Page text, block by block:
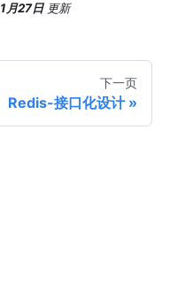
1月27日 更新
下一页
Redis-接口化设计